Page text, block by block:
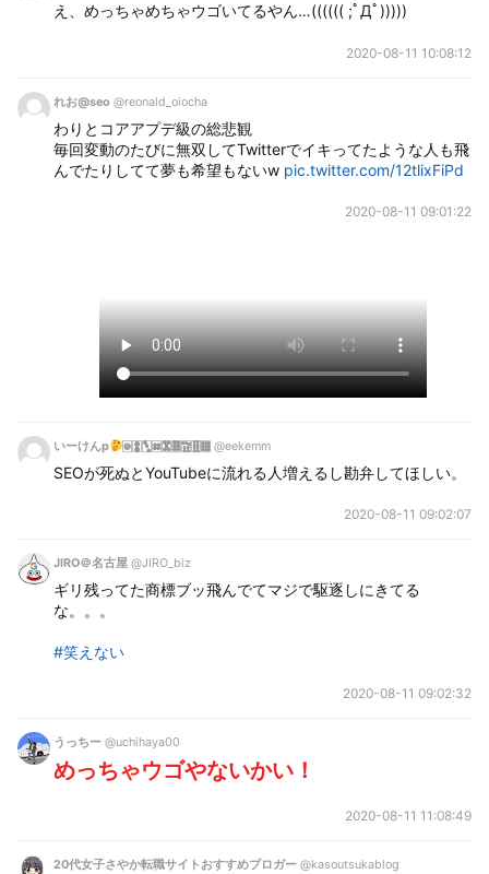
え、めっちゃめちゃウゴいてるやん…(((((( ;ﾟДﾟ)))))
2020-08-11 10:08:12
れお@seo @reonald_oiocha
わりとコアアプデ級の総悲観
毎回変動のたびに無双してTwitterでイキってたような人も飛
んでたりしてて夢も希望もないw pic.twitter.com/12tlixFiPd
2020-08-11 09:01:22
いーけんp 🀙🀚🀛🀜🀝🀞🀟🀠🀡 @eekemm
SEOが死ぬとYouTubeに流れる人増えるし勘弁してほしい。
2020-08-11 09:02:07
JIRO＠名古屋 @JIRO_biz
ギリ残ってた商標ブッ飛んでてマジで駆逐しにきてる
な。。。
#笑えない
2020-08-11 09:02:32
うっちー @uchihaya00
めっちゃウゴやないかい！
2020-08-11 11:08:49
20代女子さやか転職サイトおすすめブロガー @kasoutsukablog